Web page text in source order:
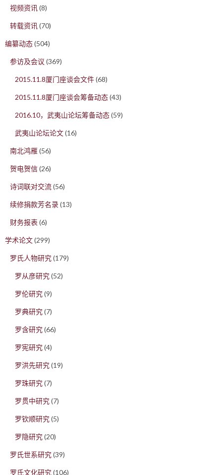
视频资讯(8)
转载资讯(70)
编纂动态(504)
参访及会议 (369)
2015.11.8厦门座谈会文件(68)
2015.11.8厦门座谈会筹备动态(43)
2016.10，武夷山论坛筹备动态(59)
武夷山论坛论文(16)
南北鸿雁(56)
贺电贺信(26)
诗词联对交流(56)
续修捐款芳名录(13)
财务报表 (6)
学术论文(299)
罗氏人物研究(179)
罗从彦研究(52)
罗伦研究(9)
罗典研究(7)
罗含研究(66)
罗宪研究(4)
罗洪先研究(19)
罗珠研究(7)
罗贯中研究(7)
罗钦顺研究(5)
罗隐研究(20)
罗氏世系研究(39)
罗氏文化研究(106)